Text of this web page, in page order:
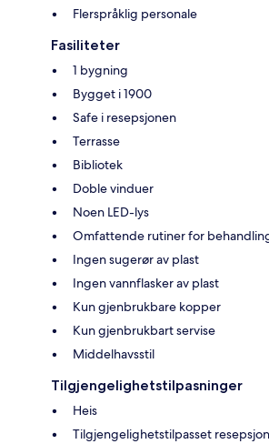
Flerspråklig personale
Fasiliteter
1 bygning
Bygget i 1900
Safe i resepsjonen
Terrasse
Bibliotek
Doble vinduer
Noen LED-lys
Omfattende rutiner for
Ingen sugerør av plast
Ingen vannflasker av plast
Kun gjenbrukbare kopper
Kun gjenbrukbart servise
Middelhavsstil
Tilgjengelighetstilpasninger
Heis
Tilgjengelighetstilpasset resepsjon